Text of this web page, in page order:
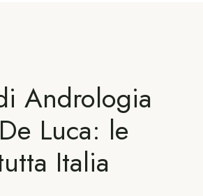
Andrologia
Luca: le
Italia